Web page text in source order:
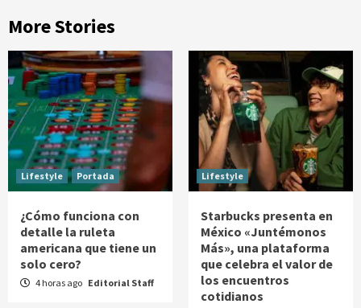
More Stories
Lifestyle Portada
¿Cómo funciona con
detalle la ruleta
americana que tiene un
solo cero?
4 horas ago Editorial Staff
Lifestyle
Starbucks presenta en
México «Juntémonos
Más», una plataforma
que celebra el valor de
los encuentros
cotidianos